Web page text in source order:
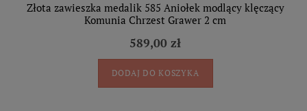
Złota zawieszka medalik 585 Aniołek modlący klęczący
Komunia Chrzest Grawer 2 cm
589,00 zł
DODAJ DO KOSZYKA